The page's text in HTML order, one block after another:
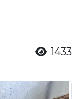
1433